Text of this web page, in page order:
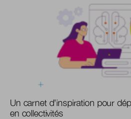
Un carnet d’inspiration pour
en collectivités